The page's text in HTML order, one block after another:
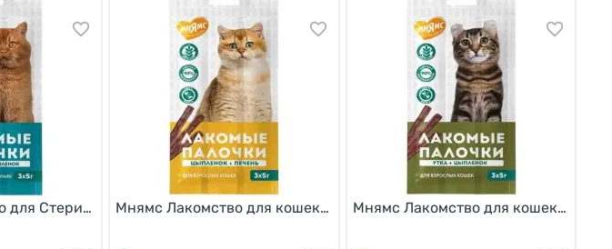
см Индейка 5г х 3шт
для Стерилизованных кошек Лакомые палочки 13,5 см Индейка и Цыпленок 5г х
Мнямс Лакомство для кошек Лакомые палочки 13,5 см Цыпленок и
Мнямс Лакомство для кошек